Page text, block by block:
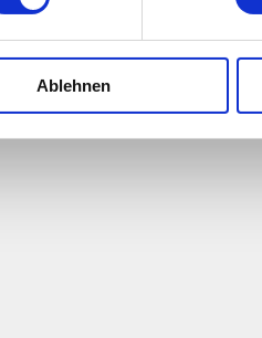
Ablehnen